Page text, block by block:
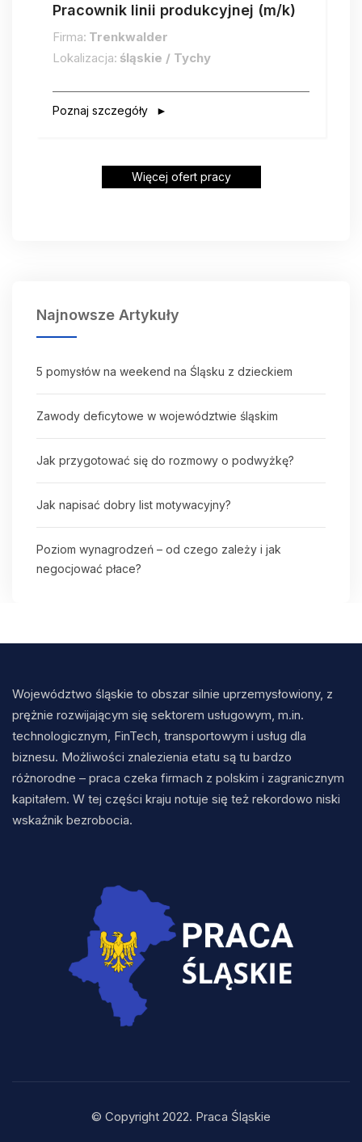
Pracownik linii produkcyjnej (m/k)
Firma: Trenkwalder
Lokalizacja: śląskie / Tychy
Poznaj szczegóły
Więcej ofert pracy
Najnowsze Artykuły
5 pomysłów na weekend na Śląsku z dzieckiem
Zawody deficytowe w województwie śląskim
Jak przygotować się do rozmowy o podwyżkę?
Jak napisać dobry list motywacyjny?
Poziom wynagrodzeń – od czego zależy i jak
negocjować płace?
Województwo śląskie to obszar silnie uprzemysłowiony, z
prężnie rozwijającym się sektorem usługowym, m.in.
technologicznym, FinTech, transportowym i usług dla
biznesu. Możliwości znalezienia etatu są tu bardzo
różnorodne – praca czeka firmach z polskim i zagranicznym
kapitałem. W tej części kraju notuje się też rekordowo niski
wskaźnik bezrobocia.
© Copyright 2022. Praca Śląskie